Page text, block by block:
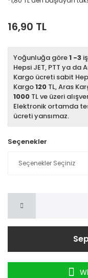
16,90 TL
Yoğunluğa göre1 -3
Hepsi JET, PTT ya da
Kargo ücreti sabit
Kargo120 TL, Aras
1000 TL ve üzeri
Elektronik ortamda
ücreti yansımaz.
Seçenekler